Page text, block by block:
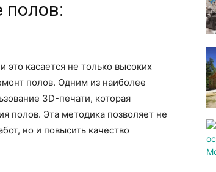
полов:
касается не только высоких
полов. Одним из наиболее
3D-печати, которая
полов. Эта методика позволяет не
но и повысить качество